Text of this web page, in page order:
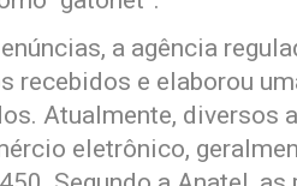
a agência
recebidos e elaborou
Atualmente,
eletrônico,